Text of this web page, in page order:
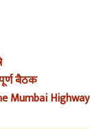
बैठक
Mumbai Highway